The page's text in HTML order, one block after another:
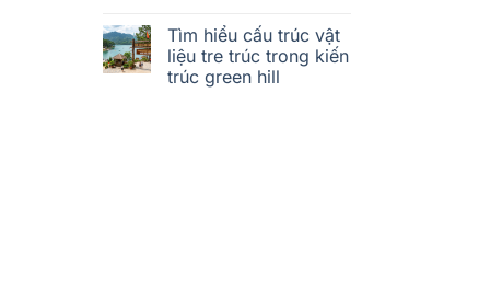
Tìm hiểu cấu trúc vật
liệu tre trúc trong kiến
trúc green hill